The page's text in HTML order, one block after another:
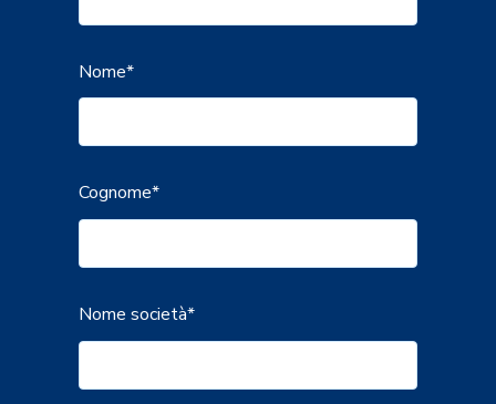
Nome*
Cognome*
Nome società*